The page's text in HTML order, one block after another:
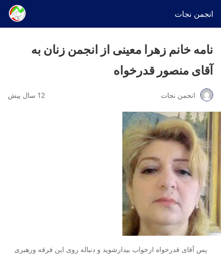
انجمن نجات
نامه خانم زهرا معینی از انجمن زنان به
آقای منصور قدرخواه
انجمن نجات 12 سال پیش
پس آقای قدرخواه ازخواب بیدارشوید و دنباله روی این فرقه ورهبری